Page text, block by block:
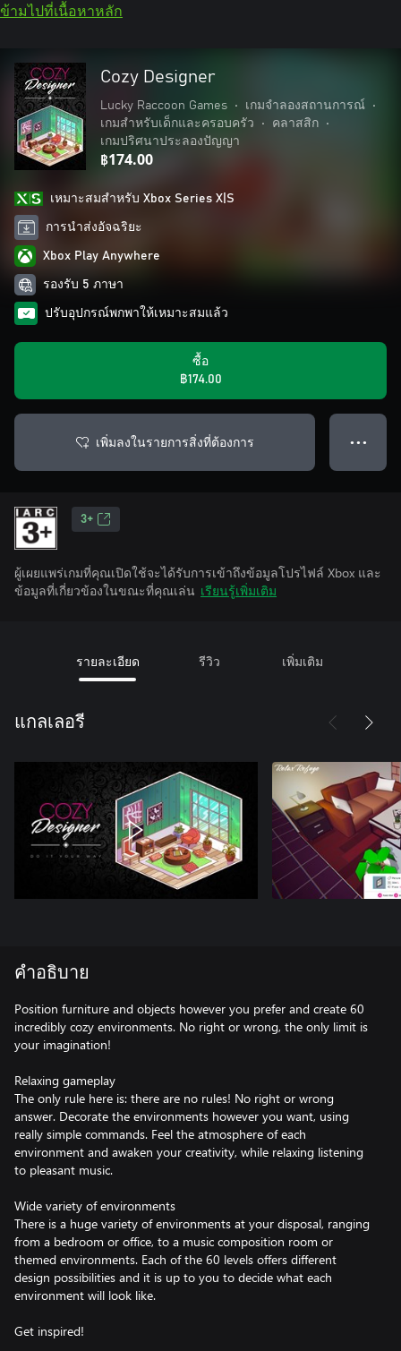
ข้ามไปที่เนื้อหาหลัก
Cozy Designer
Lucky Raccoon Games • เกมจำลองสถานการณ์
•
เกมสำหรับเด็กและครอบครัว
• คลาสสิก
•
เกมปริศนาประลองปัญญา
฿174.00
เหมาะสมสําหรับ Xbox Series X|S
การนำส่งอัจฉริยะ
Xbox Play Anywhere
รองรับ 5 ภาษา
ปรับอุปกรณ์พกพาให้เหมาะสมแล้ว
ซื้อ
฿174.00
เพิ่มลงในรายการสิ่งที่ต้องการ ● ● ●
3+
ผู้เผยแพร่เกมที่คุณเปิดใช้จะได้รับการเข้าถึงข้อมูลโปรไฟล์ Xbox และ
ข้อมูลที่เกี่ยวข้องในขณะที่คุณเล่น เรียนรู้เพิ่มเติม
รายละเอียด รีวิว เพิ่มเติม
แกลเลอรี
คำอธิบาย
Position furniture and objects however you prefer and create 60
incredibly cozy environments. No right or wrong, the only limit is
your imagination!
Relaxing gameplay
The only rule here is: there are no rules! No right or wrong
answer. Decorate the environments however you want, using
really simple commands. Feel the atmosphere of each
environment and awaken your creativity, while relaxing listening
to pleasant music.
Wide variety of environments
There is a huge variety of environments at your disposal, ranging
from a bedroom or office, to a music composition room or
themed environments. Each of the 60 levels offers different
design possibilities and it is up to you to decide what each
environment will look like.
Get inspired!